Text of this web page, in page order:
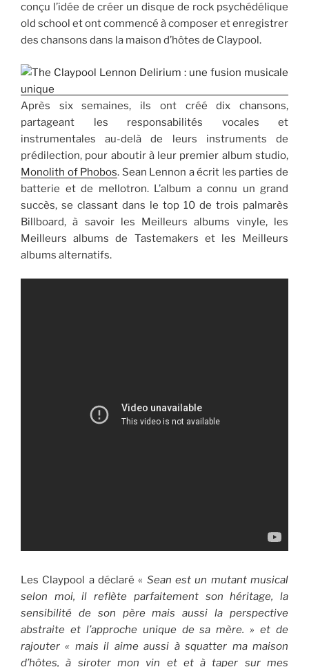
conçu l’idée de créer un disque de rock psychédélique
old school et ont commencé à composer et enregistrer
des chansons dans la maison d’hôtes de Claypool.
Après six semaines, ils ont créé dix chansons,
partageant les responsabilités vocales et
instrumentales au-delà de leurs instruments de
prédilection, pour aboutir à leur premier album studio,
Monolith of Phobos. Sean Lennon a écrit les parties de
batterie et de mellotron. L’album a connu un grand
succès, se classant dans le top 10 de trois palmarès
Billboard, à savoir les Meilleurs albums vinyle, les
Meilleurs albums de Tastemakers et les Meilleurs
albums alternatifs.
Les Claypool a déclaré « Sean est un mutant musical
selon moi, il reflète parfaitement son héritage, la
sensibilité de son père mais aussi la perspective
abstraite et l’approche unique de sa mère. » et de
rajouter « mais il aime aussi à squatter ma maison
d’hôtes, à siroter mon vin et et à taper sur mes